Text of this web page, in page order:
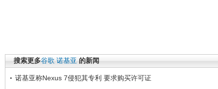
搜索更多谷歌 诺基亚 的新闻
诺基亚称Nexus 7侵犯其专利 要求购买许可证